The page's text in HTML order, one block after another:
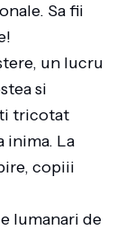
Sa fii
un lucru
si
tricotat
inima. La
copiii
lumanari de